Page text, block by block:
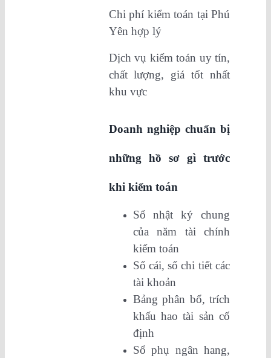
Chi phí kiểm toán tại Phú
Yên hợp lý
Dịch vụ kiểm toán uy tín,
chất lượng, giá tốt nhất
khu vực
Doanh nghiệp chuẩn bị
những hồ sơ gì trước
khi kiểm toán
Sổ nhật ký chung
của năm tài chính
kiểm toán
Sổ cái, sổ chi tiết các
tài khoản
Bảng phân bổ, trích
khấu hao tài sản cố
định
Sổ phụ ngân hang,